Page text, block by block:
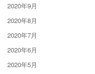
2020年9月
2020年8月
2020年7月
2020年6月
2020年5月